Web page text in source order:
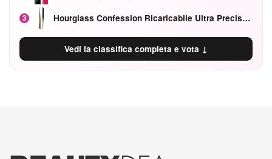
3 Hourglass Confession Ricaricabile Ultra Preciso Ad Alta Intensità Secretly Classic Red
Vedi la classifica completa e vota ↓